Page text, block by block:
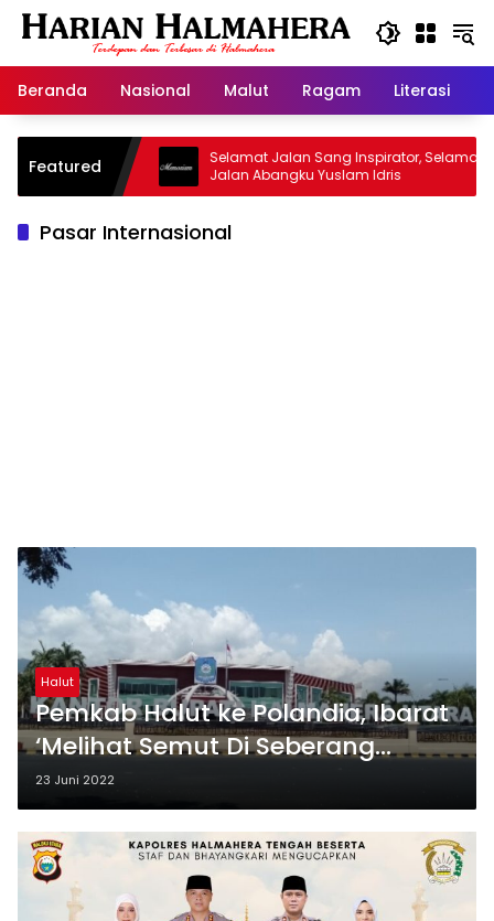
Langsung
Beranda
Nasional Malut Ragam Literasi
Featured
Warisan
Selamat Jalan Sang Inspirator, Selamat
Jalan Abangku Yuslam Idris
Pasar Internasional
Halut
Pemkab Halut ke Polandia, Ibarat
‘Melihat Semut Di Seberang
Lautan’
23 Juni 2022